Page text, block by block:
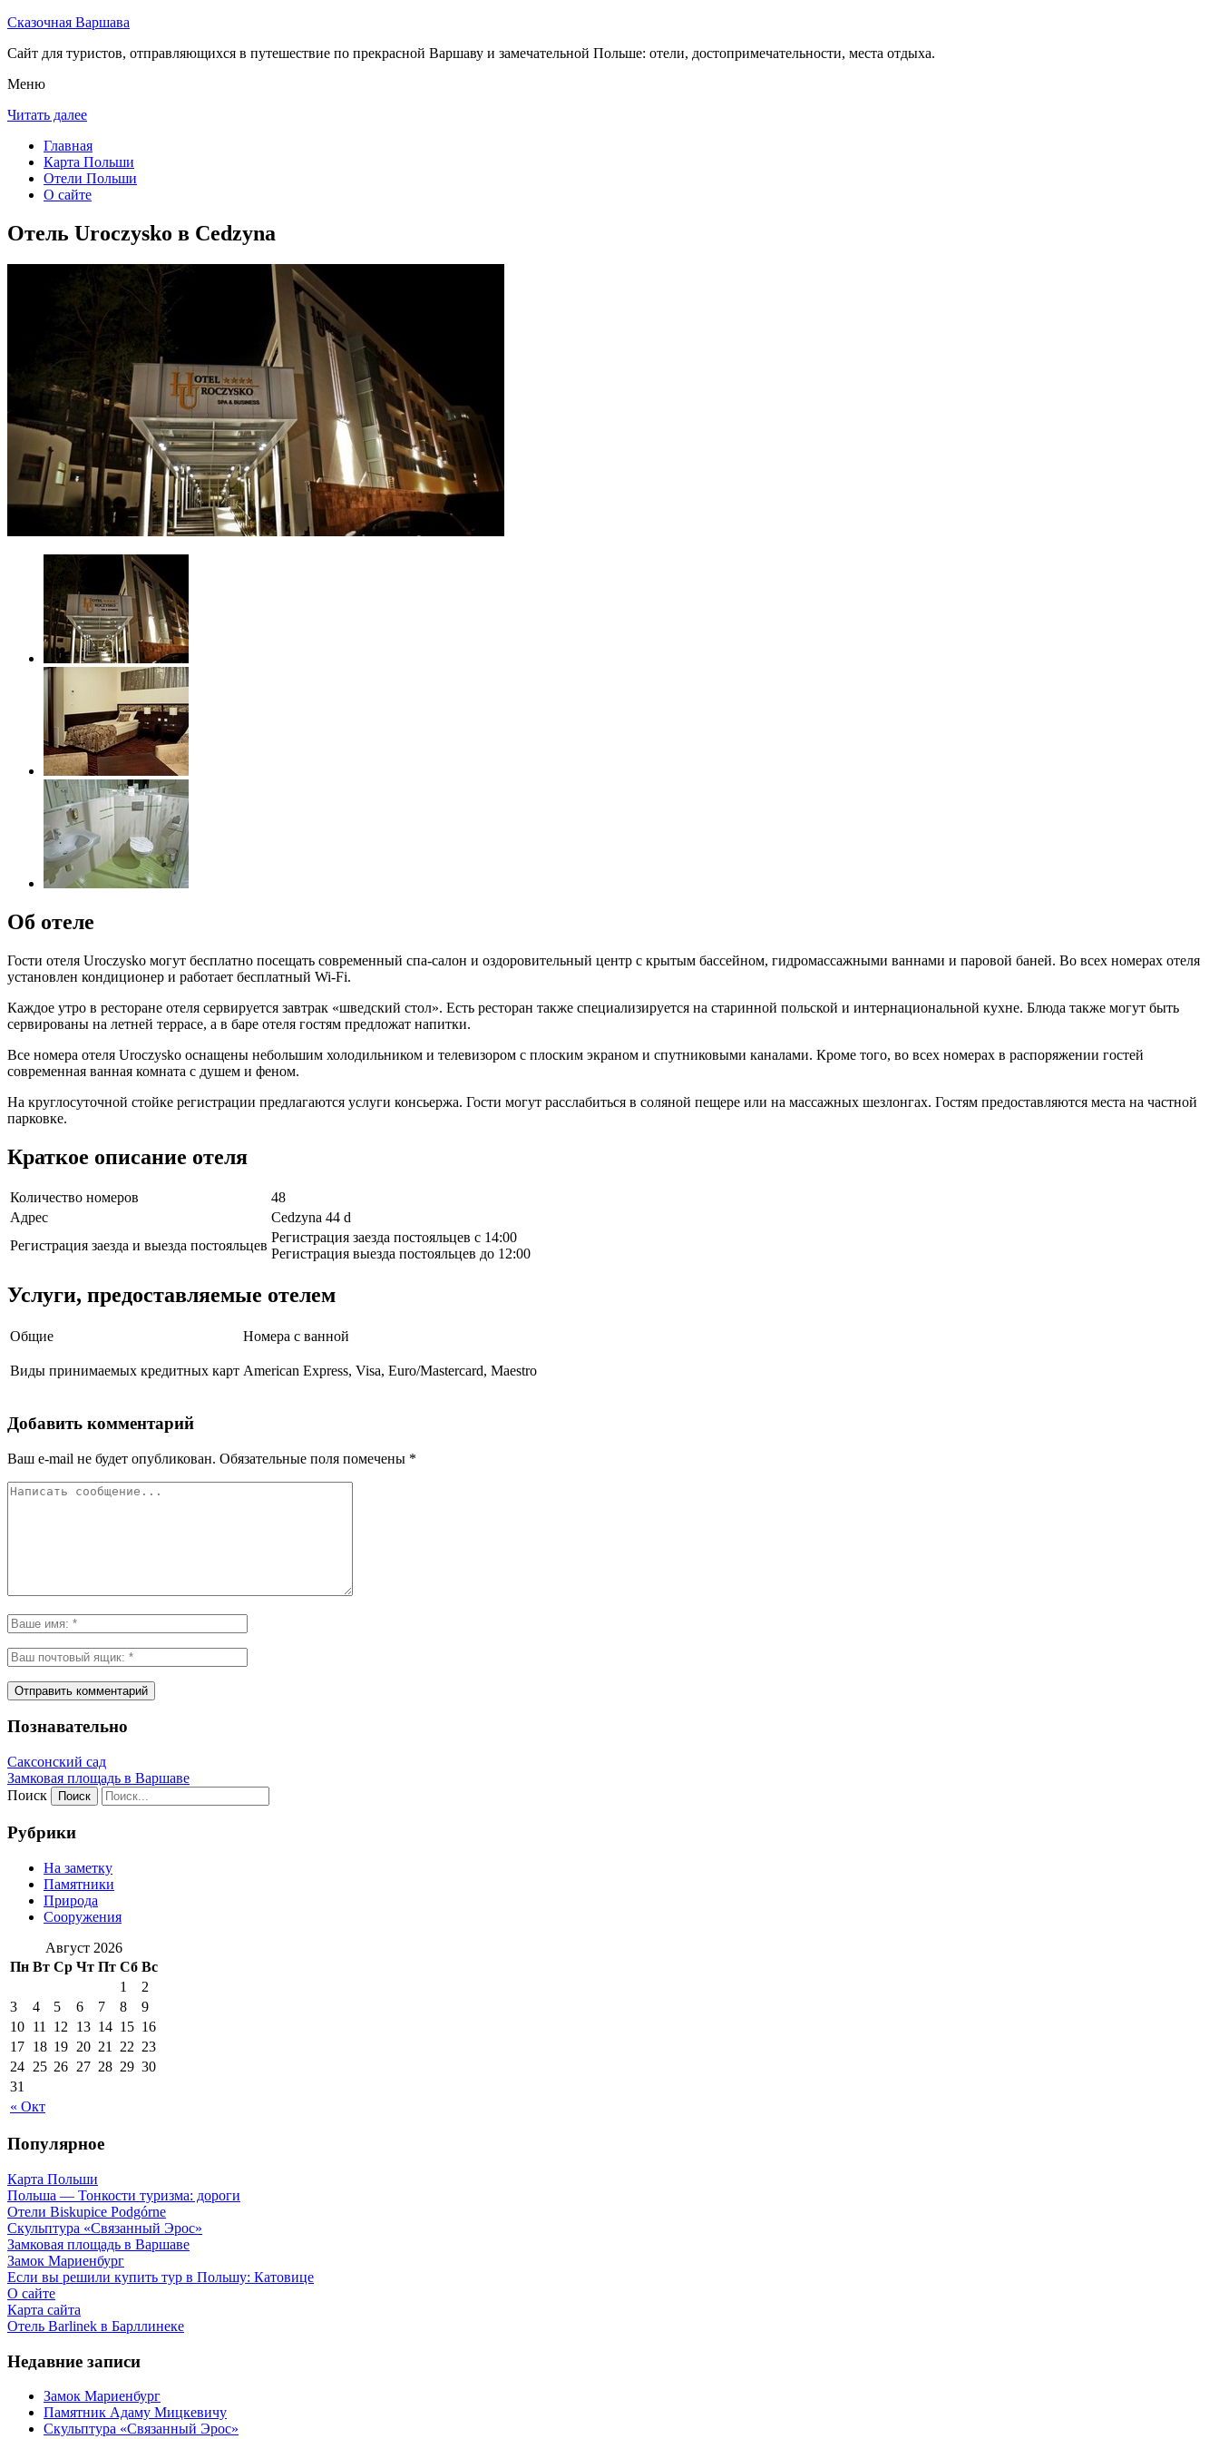
Сказочная Варшава
Сайт для туристов, отправляющихся в путешествие по прекрасной Варшаву и замечательной Польше: отели, достопримечательности, места отдыха.
Меню
Читать далее
Главная
Карта Польши
Отели Польши
О сайте
Отель Uroczysko в Cedzyna
Об отеле
Гости отеля Uroczysko могут бесплатно посещать современный спа-салон и оздоровительный центр с крытым бассейном, гидромассажными ваннами и паровой баней. Во всех номерах отеля
установлен кондиционер и работает бесплатный Wi-Fi.
Каждое утро в ресторане отеля сервируется завтрак «шведский стол». Есть ресторан также специализируется на старинной польской и интернациональной кухне. Блюда также могут быть
сервированы на летней террасе, а в баре отеля гостям предложат напитки.
Все номера отеля Uroczysko оснащены небольшим холодильником и телевизором с плоским экраном и спутниковыми каналами. Кроме того, во всех номерах в распоряжении гостей
современная ванная комната с душем и феном.
На круглосуточной стойке регистрации предлагаются услуги консьержа. Гости могут расслабиться в соляной пещере или на массажных шезлонгах. Гостям предоставляются места на частной
парковке.
Краткое описание отеля
Количество номеров
48
Адрес
Cedzyna 44 d
Регистрация заезда и выезда постояльцев
Регистрация заезда постояльцев с 14:00
Регистрация выезда постояльцев до 12:00
Услуги, предоставляемые отелем
Общие Номера с ванной
Виды принимаемых кредитных карт American Express, Visa, Euro/Mastercard, Maestro
Добавить комментарий
Ваш e-mail не будет опубликован. Обязательные поля помечены *
Познавательно
Саксонский сад
Замковая площадь в Варшаве
Поиск
Рубрики
На заметку
Памятники
Природа
Сооружения
Август 2026
Пн Вт Ср Чт Пт Сб Вс
« Окт
1
2
3
4 5 6 7 8
9
10 11 12 13 14 15 16
17 18 19 20 21 22 23
24 25 26 27 28 29 30
31
Популярное
Карта Польши
Польша — Тонкости туризма: дороги
Отели Biskupice Podgórne
Скульптура «Связанный Эрос»
Замковая площадь в Варшаве
Замок Мариенбург
Если вы решили купить тур в Польшу: Катовице
О сайте
Карта сайта
Отель Barlinek в Барллинеке
Недавние записи
Замок Мариенбург
Памятник Адаму Мицкевичу
Скульптура «Связанный Эрос»